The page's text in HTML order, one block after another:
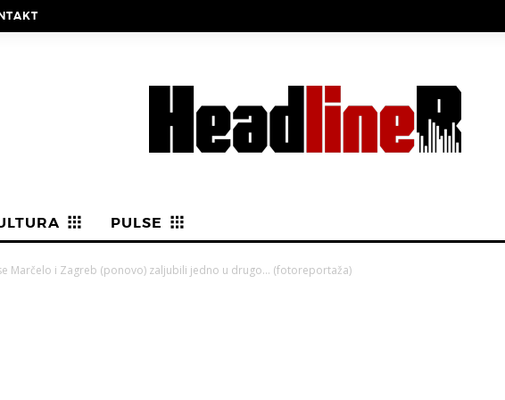
PULSE
Marčelo i Zagreb (ponovo) zaljubili jedno u drugo… (fotoreportaža)